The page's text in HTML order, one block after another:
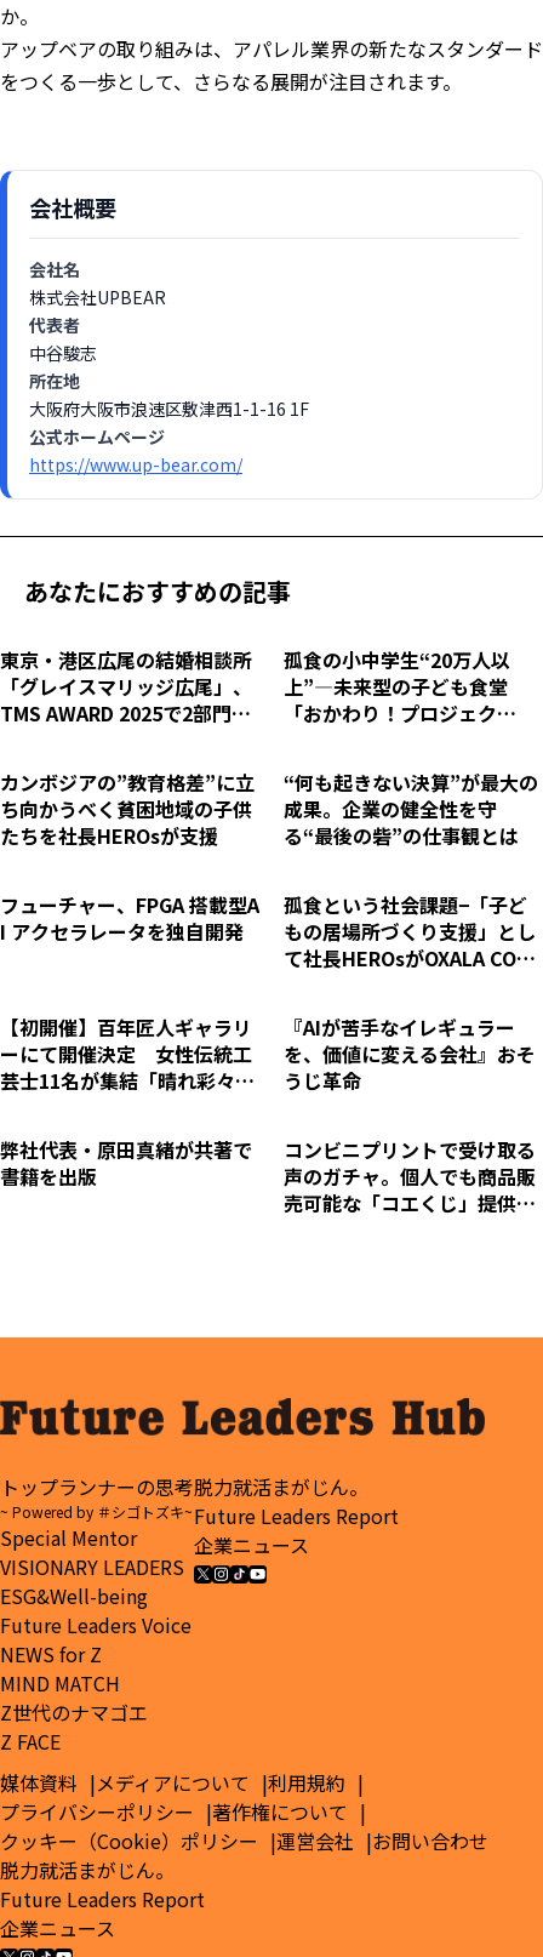
か。
アップベアの取り組みは、アパレル業界の新たなスタンダード
をつくる一歩として、さらなる展開が注目されます。
会社概要
会社名
株式会社UPBEAR
代表者
中谷駿志
所在地
大阪府大阪市浪速区敷津西1-1-16 1F
公式ホームページ
https://www.up-bear.com/
あなたにおすすめの記事
東京・港区広尾の結婚相談所
「グレイスマリッジ広尾」、
TMS AWARD 2025で2部門受
孤食の小中学生“20万人以
上”―未来型の子ども食堂
「おかわり！プロジェク
堂”へ社長HEROsからお米50
kgを寄付
カンボジアの”教育格差”に立
ち向かうべく貧困地域の子供
たちを社長HEROsが支援
“何も起きない決算”が最大の
成果。企業の健全性を守
る“最後の砦”の仕事観とは
フューチャー、FPGA 搭載型A
I アクセラレータを独自開発
孤食という社会課題−「子ど
もの居場所づくり支援」とし
て社長HEROsがOXALA COM
【初開催】百年匠人ギャラリ
ーにて開催決定 女性伝統工
芸士11名が集結「晴れ彩々展
『AIが苦手なイレギュラー
を、価値に変える会社』おそ
うじ革命
弊社代表・原田真緒が共著で
書籍を出版
コンビニプリントで受け取る
声のガチャ。個人でも商品販
売可能な「コエくじ」提供開
トップランナーの思考
~ Powered by ＃シゴトズキ~
Special Mentor
VISIONARY LEADERS
ESG&Well-being
Future Leaders Voice
NEWS for Z
MIND MATCH
Z世代のナマゴエ
Z FACE
脱力就活まがじん。
Future Leaders Report
企業ニュース
媒体資料 メディアについて
利用規約
プライバシーポリシー
著作権について
クッキー（Cookie）ポリシー
運営会社
お問い合わせ
脱力就活まがじん。
Future Leaders Report
企業ニュース